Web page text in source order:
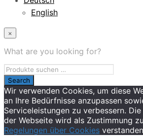
English
×
What are you looking for?
Wir verwenden Cookies, um diese
an Ihre Bedürfnisse anzupassen
Serviceleistungen zu verbessern.
der Webseite wird als Zustimmung
Regelungen über Cookies